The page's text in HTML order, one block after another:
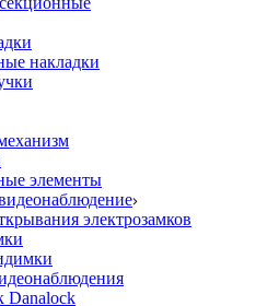
накладки
элементы
электрозамков
Danalock